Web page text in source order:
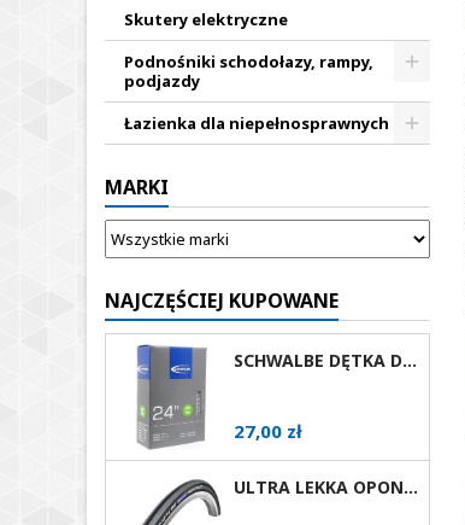
Skutery elektryczne
Podnośniki schodołazy, rampy,
podjazdy
Łazienka dla niepełnosprawnych
MARKI
NAJCZĘŚCIEJ KUPOWANE
SCHWALBE DĘTKA DO WÓZKA INWALIDZKIEGO 24X1 AV
Cena
27,00 zł
ULTRA LEKKA OPONA DO WÓZKA AKTYWNEGO SCHWALBE RIGHTRUN RÓŻNE ROZMIARY I KOLORY AV